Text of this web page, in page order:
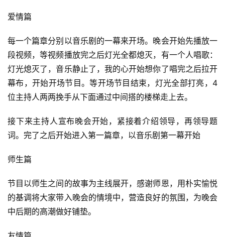
爱情篇
每一个篇章分别以音乐剧的一幕来开场。晚会开始先播放一
段视频，等视频播放完之后灯光全都熄灭，有一个人唱歌：
灯光熄灭了，音乐静止了，我的心开始想你了唱完之后拉开
幕布，开始开场节目。等开场节目结束，灯光全部打亮，4
位主持人两两挽手从下面通过中间搭的楼梯走上去。
接下来主持人宣布晚会开始，紧接着介绍领导，再领导题
词。完了之后开始进入第一篇章，以音乐剧第一幕开始
师生篇
节目以师生之间的故事为主线展开，感谢师恩，用朴实愉悦
的基调将大家带入晚会的情境中，营造良好的氛围，为晚会
中后期的高潮做好铺垫。